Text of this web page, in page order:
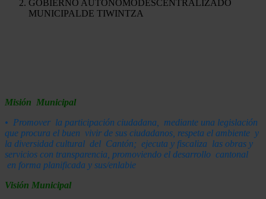
GOBIERNO AUTÓNOMODESCENTRALIZADO
MUNICIPALDE TIWINTZA
Misión Municipal
• Promover la participación ciudadana, mediante una legislación
que procura el buen vivir de sus ciudadanos, respeta el ambiente y
la diversidad cultural del Cantón; ejecuta y fiscaliza las obras y
servicios con transparencia, promoviendo el desarrollo cantonal
en forma planificada y sus/enlabie
Visión Municipal